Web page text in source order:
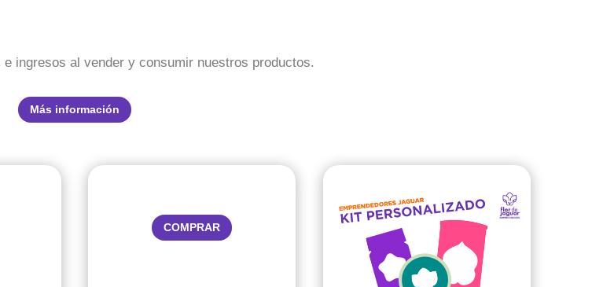
ingresos al vender y consumir nuestros productos.
Más información
COMPRAR